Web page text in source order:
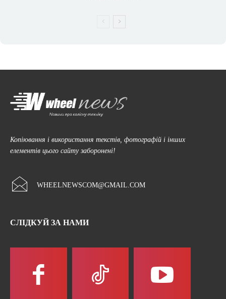
Копіювання і використання текстів, фотографій і інших
елементів цього сайту заборонені!
WHEELNEWSCOM@GMAIL.COM
СЛІДКУЙ ЗА НАМИ